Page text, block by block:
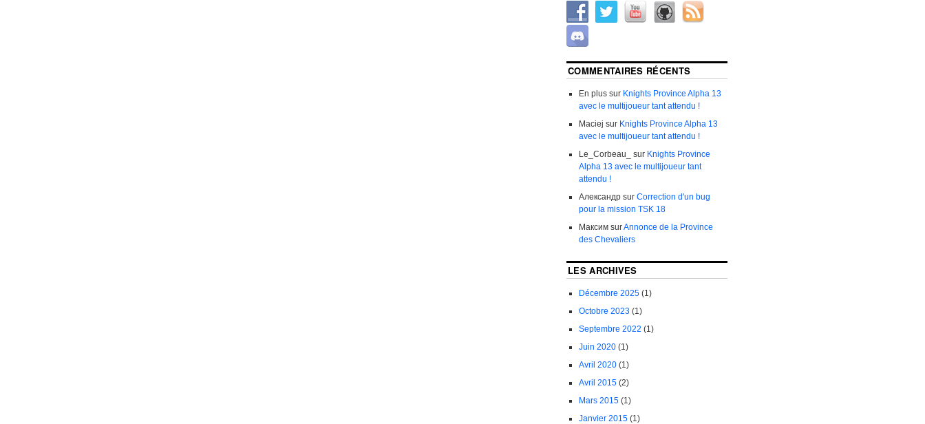
COMMENTAIRES RÉCENTS
En plussur Knights Province Alpha 13
avec le multijoueur tant attendu !
Maciej sur Knights Province Alpha 13
avec le multijoueur tant attendu !
Le_Corbeau_
sur Knights Province
Alpha 13 avec le multijoueur tant
attendu !
Александрsur Correction d'un bug
pour la mission TSK 18
МаксимsurAnnonce de la Province
des Chevaliers
LES ARCHIVES
Décembre 2025(1)
Octobre 2023(1)
Septembre 2022 (1)
Juin 2020(1)
Avril 2020(1)
Avril 2015(2)
Mars 2015(1)
Janvier 2015(1)